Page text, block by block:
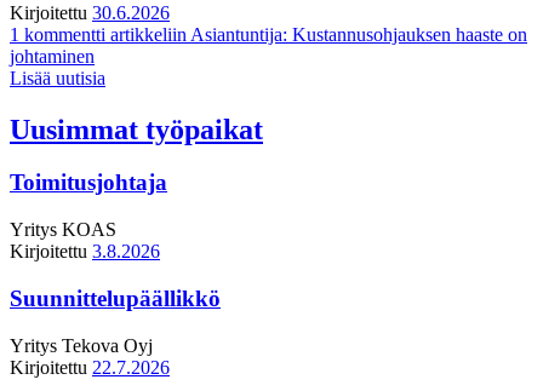
Kirjoitettu 30.6.2026
1 kommentti artikkeliin Asiantuntija: Kustannusohjauksen haaste on
johtaminen
Lisää uutisia
Uusimmat työpaikat
Toimitusjohtaja
Yritys KOAS
Kirjoitettu 3.8.2026
Suunnittelupäällikkö
Yritys Tekova Oyj
Kirjoitettu 22.7.2026